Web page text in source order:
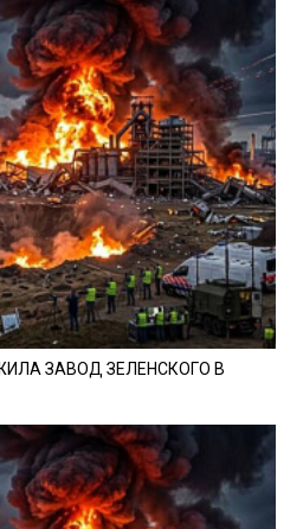
ЗАВОД ЗЕЛЕНСКОГО В